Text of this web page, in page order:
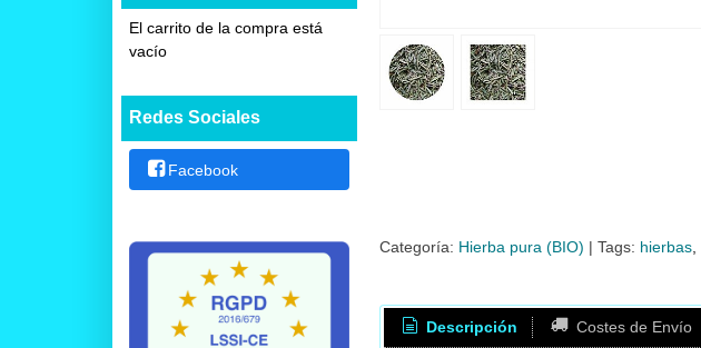
El carrito de la compra está
vacío
Redes Sociales
Facebook
Categoría: Hierba pura (BIO) | Tags: hierbas
Descripción Costes de Envío